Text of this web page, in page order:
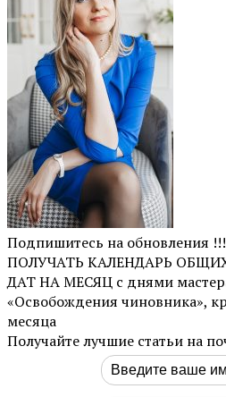
Подпишитесь на
ПОЛУЧАТЬ КАЛЕНДАРЬ
ДАТ НА МЕСЯЦ с днями
«Освобождения чиновника»,
месяца
Получайте лучшие статьи на